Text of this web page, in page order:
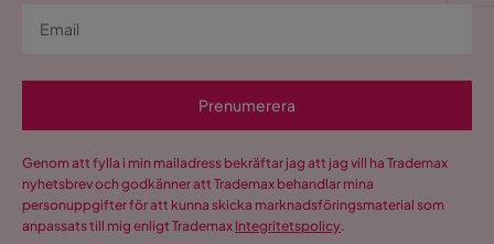
Prenumerera
Genom att fylla i min mailadress bekräftar jag att jag vill ha Trademax
nyhetsbrev och godkänner att Trademax behandlar mina
personuppgifter för att kunna skicka marknadsföringsmaterial som
anpassats till mig enligt Trademax Integritetspolicy.